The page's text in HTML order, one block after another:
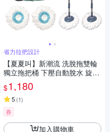
省力拉把設計
【夏夏叫】新潮流 洗脫拖雙輪
獨立拖把桶 下壓自動脫水 旋轉
拖把(1桶2桿4布超值組)
$1,180
5 (1)
券
加入購物車